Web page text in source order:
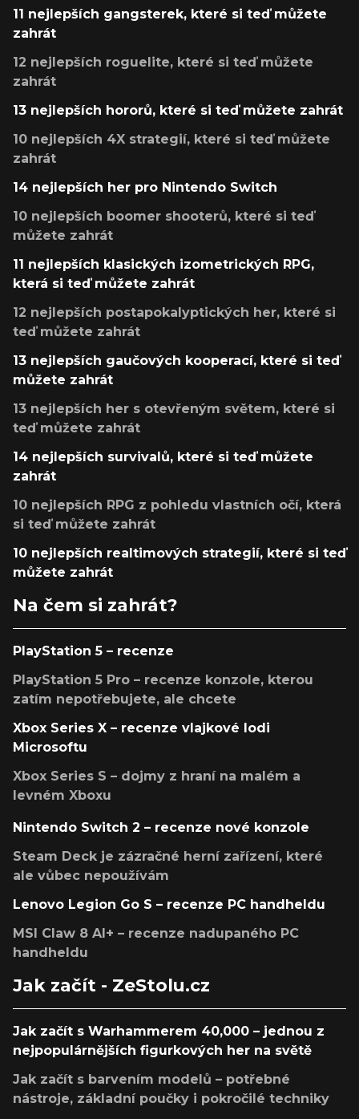
11 nejlepších gangsterek, které si teď můžete
zahrát
12 nejlepších roguelite, které si teď můžete
zahrát
13 nejlepších hororů, které si teď můžete zahrát
10 nejlepších 4X strategií, které si teď můžete
zahrát
14 nejlepších her pro Nintendo Switch
10 nejlepších boomer shooterů, které si teď
můžete zahrát
11 nejlepších klasických izometrických RPG,
která si teď můžete zahrát
12 nejlepších postapokalyptických her, které si
teď můžete zahrát
13 nejlepších gaučových kooperací, které si teď
můžete zahrát
13 nejlepších her s otevřeným světem, které si
teď můžete zahrát
14 nejlepších survivalů, které si teď můžete
zahrát
10 nejlepších RPG z pohledu vlastních očí, která
si teď můžete zahrát
10 nejlepších realtimových strategií, které si teď
můžete zahrát
Na čem si zahrát?
PlayStation 5 – recenze
PlayStation 5 Pro – recenze konzole, kterou
zatím nepotřebujete, ale chcete
Xbox Series X – recenze vlajkové lodi
Microsoftu
Xbox Series S – dojmy z hraní na malém a
levném Xboxu
Nintendo Switch 2 – recenze nové konzole
Steam Deck je zázračné herní zařízení, které
ale vůbec nepoužívám
Lenovo Legion Go S – recenze PC handheldu
MSI Claw 8 AI+ – recenze nadupaného PC
handheldu
Jak začít - ZeStolu.cz
Jak začít s Warhammerem 40,000 – jednou z
nejpopulárnějších figurkových her na světě
Jak začít s barvením modelů – potřebné
nástroje, základní poučky i pokročilé techniky